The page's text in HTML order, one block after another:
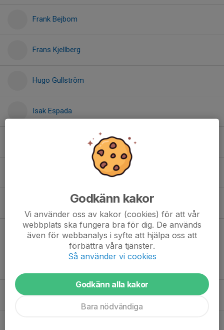
Frank Bejbom
Frans Kjellberg
Hugo Gullström
Isak Espada
Kais Zaitoun
Kalle Hedmark
Love Haugen
Godkänn kakor
Vi använder oss av kakor (cookies) för att vår
webbplats ska fungera bra för dig. De används
även för webbanalys i syfte att hjälpa oss att
förbättra våra tjänster.
Så använder vi cookies
Godkänn alla kakor
Bara nödvändiga